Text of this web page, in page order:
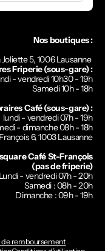
Nos boutiques :
Joliette 5, 1006 Lausanne
Friperie (sous-gare) :
- vendredi 10h30 - 19h
Samedi 10h - 18h
Café (sous-gare) :
lundi - vendredi 07h - 19h
- dimanche 08h - 18h
6, 1003 Lausanne
Café St-François
(pas de friperie)
Lundi - vendredi 07h - 20h
Samedi : 08h - 20h
Dimanche : 09h - 19h
de remboursement